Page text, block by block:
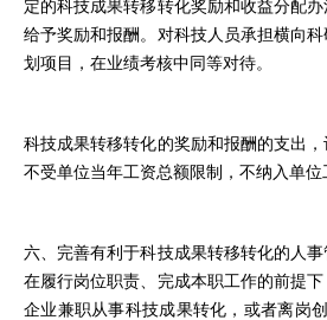
定的科技成果转移转化奖励和收益分配
给予奖励和报酬。对科技人员承担横向
划项目，在业绩考核中同等对待。
科技成果转移转化的奖励和报酬的支出，
不受单位当年工资总额限制，不纳入单位
六、完善有利于科技成果转移转化的人
在履行岗位职责、完成本职工作的前提
企业兼职从事科技成果转化，或者离岗